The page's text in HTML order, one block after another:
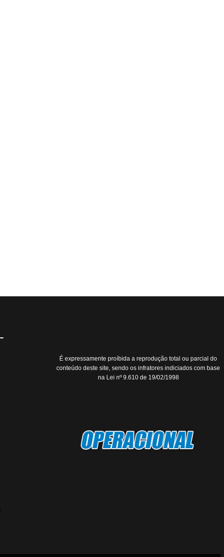
É expressamente proíbida a reprodução total ou parcial do
conteúdo deste site, sendo os infratores indiciados com base
na Lei nº 9.610 de 19/02/1998